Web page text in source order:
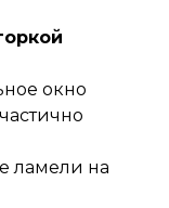
окно
ламели на